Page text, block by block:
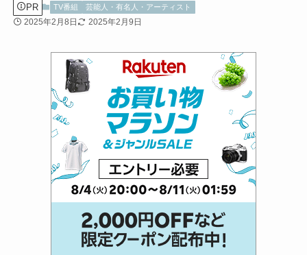
PR TV番組 芸能人・有名人・アーティスト
2025年2月8日 2025年2月9日